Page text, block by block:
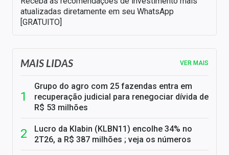
atualizadas diretamente em seu WhatsApp
[GRATUITO]
MAIS LIDAS VER MAIS
Grupo do agro com 25 fazendas entra em
recuperação judicial para renegociar dívida de
R$ 53 milhões
Lucro da Klabin (KLBN11) encolhe 34% no
2T26, a R$ 387 milhões ; veja os números